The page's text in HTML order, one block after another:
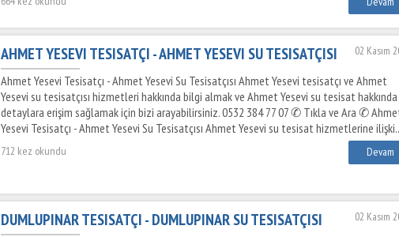
02 Kasım
AHMET YESEVI TESISATÇI - AHMET YESEVI SU TESISATÇISI
Ahmet Yesevi Tesisatçı - Ahmet Yesevi Su Tesisatçısı Ahmet Yesevi tesisatçı ve Ahmet
Yesevi su tesisatçısı hizmetleri hakkında bilgi almak ve Ahmet Yesevi su tesisat hakkında
detaylara erişim sağlamak için bizi arayabilirsiniz. 0532 384 77 07 ✆ Tıkla ve Ara ✆
Yesevi Tesisatçı - Ahmet Yesevi Su Tesisatçısı Ahmet Yesevi su tesisat hizmetlerine ilişki..
712 kez okundu Devam
02 Kasım
DUMLUPINAR TESISATÇI - DUMLUPINAR SU TESISATÇISI